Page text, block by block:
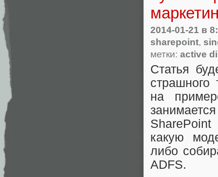
2014-01-21 в
sharepoint,
метки: active
Статья
на
какую
либо
ADFS.